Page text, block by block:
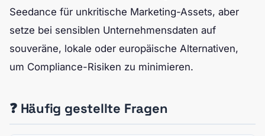
Seedance für unkritische Marketing-Assets, aber
setze bei sensiblen Unternehmensdaten auf
souveräne, lokale oder europäische Alternativen,
um Compliance-Risiken zu minimieren.
❓ Häufig gestellte Fragen